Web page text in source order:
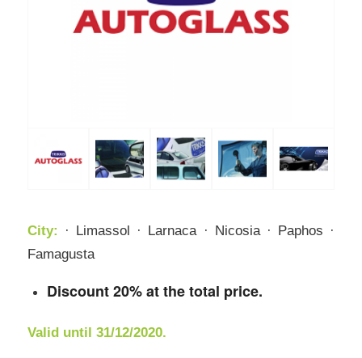
City: · Limassol · Larnaca · Nicosia · Paphos ·
Famagusta
Discount 20% at the total price.
Valid until 31/12/2020.